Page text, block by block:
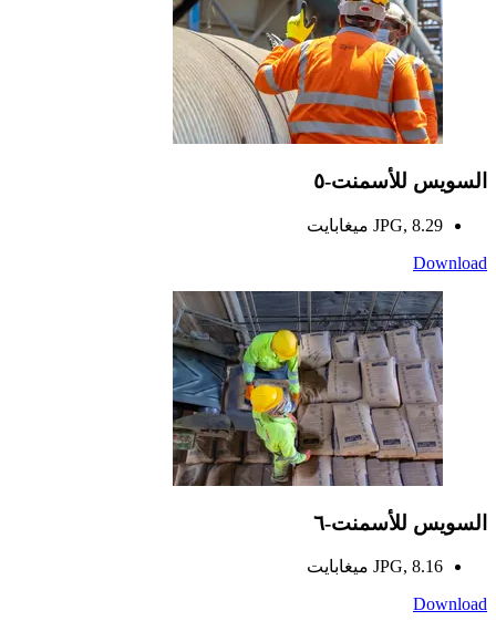
السويس للأسمنت-٥
JPG, 8.29 ميغابايت
Download
السويس للأسمنت-٦
JPG, 8.16 ميغابايت
Download